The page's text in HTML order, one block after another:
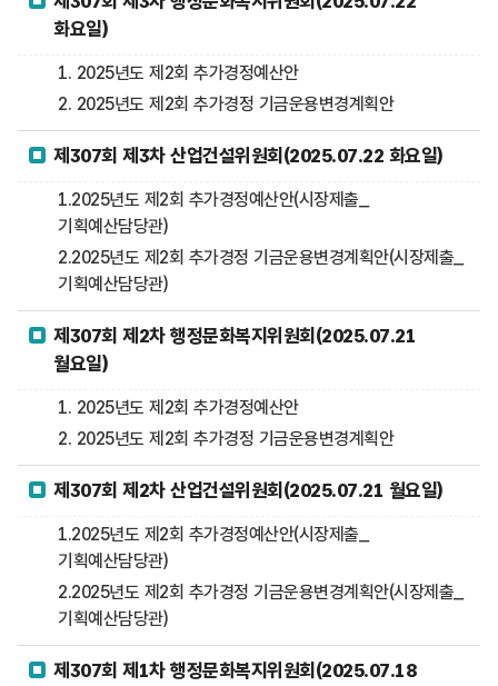
화요일)
1. 2025년도 제2회 추가경정예산안
2. 2025년도 제2회 추가경정 기금운용변경계획안
제307회 제3차 산업건설위원회(2025.07.22 화요일)
1.2025년도 제2회 추가경정예산안(시장제출_
기획예산담당관)
2.2025년도 제2회 추가경정 기금운용변경계획안(시장제출_
기획예산담당관)
제307회 제2차 행정문화복지위원회(2025.07.21
월요일)
1. 2025년도 제2회 추가경정예산안
2. 2025년도 제2회 추가경정 기금운용변경계획안
제307회 제2차 산업건설위원회(2025.07.21 월요일)
1.2025년도 제2회 추가경정예산안(시장제출_
기획예산담당관)
2.2025년도 제2회 추가경정 기금운용변경계획안(시장제출_
기획예산담당관)
제307회 제1차 행정문화복지위원회(2025.07.18